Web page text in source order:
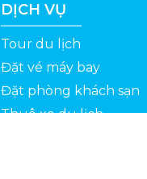
DỊCH VỤ
Tour du lịch
Đặt vé máy bay
Đặt phòng khách sạn
Thuê xe du lịch